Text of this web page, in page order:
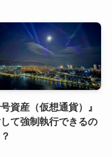
号資産（仮想通貨）』
て強制執行できるの